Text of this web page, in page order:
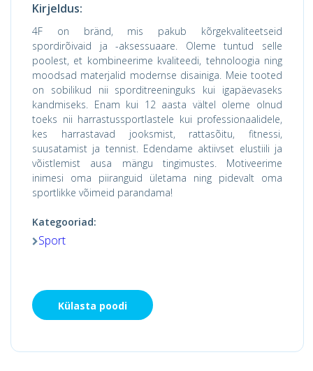
Kirjeldus:
4F on bränd, mis pakub kõrgekvaliteetseid
spordirõivaid ja -aksessuaare. Oleme tuntud selle
poolest, et kombineerime kvaliteedi, tehnoloogia ning
moodsad materjalid modernse disainiga. Meie tooted
on sobilikud nii sporditreeninguks kui igapäevaseks
kandmiseks. Enam kui 12 aasta vältel oleme olnud
toeks nii harrastussportlastele kui professionaalidele,
kes harrastavad jooksmist, rattasõitu, fitnessi,
suusatamist ja tennist. Edendame aktiivset elustiili ja
võistlemist ausa mängu tingimustes. Motiveerime
inimesi oma piiranguid ületama ning pidevalt oma
sportlikke võimeid parandama!
Kategooriad:
Sport
Külasta poodi